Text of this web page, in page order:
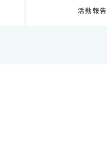
活動報告